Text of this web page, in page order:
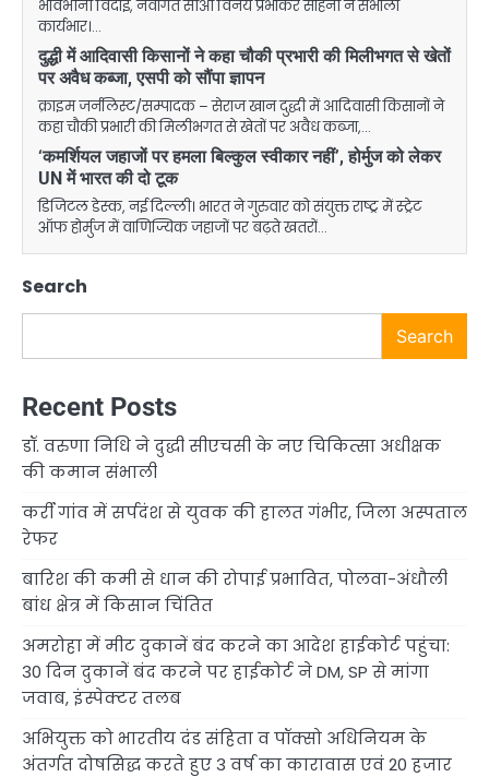
भावभीनी विदाई, नवागत सीओ विनय प्रभाकर साहनी ने संभाला
कार्यभार।…
दुद्धी में आदिवासी किसानों ने कहा चौकी प्रभारी की मिलीभगत से खेतों
पर अवैध कब्जा, एसपी को सौंपा ज्ञापन
क्राइम जर्नलिस्ट/सम्पादक – सेराज खान दुद्धी में आदिवासी किसानों ने
कहा चौकी प्रभारी की मिलीभगत से खेतों पर अवैध कब्जा,…
‘कमर्शियल जहाजों पर हमला बिल्कुल स्वीकार नहीं’, होर्मुज को लेकर
UN में भारत की दो टूक
डिजिटल डेस्क, नई दिल्ली। भारत ने गुरुवार को संयुक्त राष्ट्र में स्ट्रेट
ऑफ होर्मुज में वाणिज्यिक जहाजों पर बढ़ते खतरों…
Search
Search
Recent Posts
डॉ. वरुणा निधि ने दुद्धी सीएचसी के नए चिकित्सा अधीक्षक
की कमान संभाली
कर्री गांव में सर्पदंश से युवक की हालत गंभीर, जिला अस्पताल
रेफर
बारिश की कमी से धान की रोपाई प्रभावित, पोलवा-अंधौली
बांध क्षेत्र में किसान चिंतित
अमरोहा में मीट दुकानें बंद करने का आदेश हाईकोर्ट पहुंचा:
30 दिन दुकानें बंद करने पर हाईकोर्ट ने DM, SP से मांगा
जवाब, इंस्पेक्टर तलब
अभियुक्त को भारतीय दंड संहिता व पॉक्सो अधिनियम के
अंतर्गत दोषसिद्ध करते हुए 3 वर्ष का कारावास एवं 20 हजार